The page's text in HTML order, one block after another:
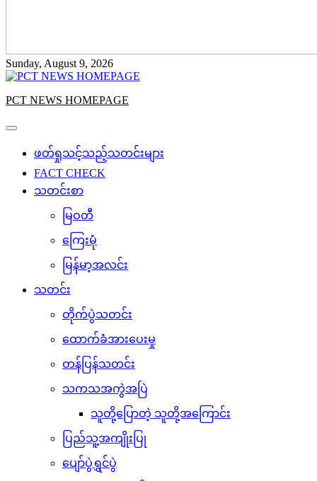
Sunday, August 9, 2026
PCT NEWS HOMEPAGE
ဖတ်ရှုသင့်သည့်သတင်းများ
FACT CHECK
သတင်းစာ
မြဝတီ
ကြေးမုံ
မြန်မာ့အလင်း
သတင်း
တိုက်ပွဲသတင်း
ထောက်ခံအားပေးမှု
တန်ပြန်သတင်း
သကသအကွဲအပြဲ
သူတို့ပြောတဲ့ သူတို့အကြောင်း
ပြည်သူ့အကျိုးပြု
ပျော်ပွဲရွှင်ပွဲ